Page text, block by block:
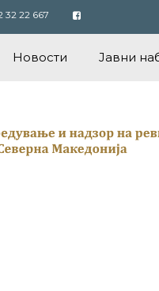
32 22 667
Новости Јавни